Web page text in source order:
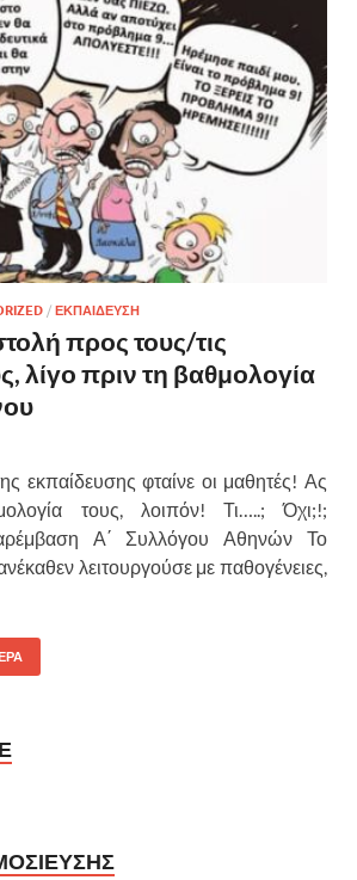
/ ΕΚΠΑΙΔΕΥΣΗ
προς τους/τις
λίγο πριν τη βαθμολογία
εκπαίδευσης φταίνε οι μαθητές! Ας
τους, λοιπόν! Τι…..; Όχι;!;
Α΄ Συλλόγου Αθηνών Το
λειτουργούσε με παθογένειες,